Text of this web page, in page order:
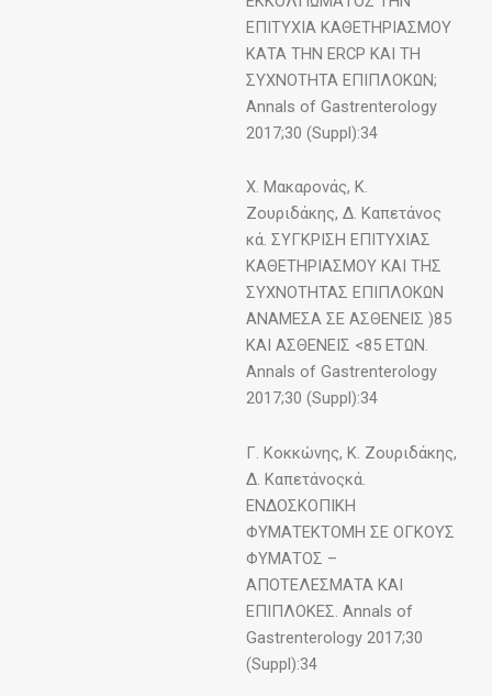
ΕΠΙΤΥΧΙΑ ΚΑΘΕΤΗΡΙΑΣΜΟΥ
ΚΑΤΑ ΤΗΝ ERCP ΚΑΙ ΤΗ
ΣΥΧΝΟΤΗΤΑ ΕΠΙΠΛΟΚΩΝ;
Annals of Gastrenterology
2017;30 (Suppl):34
Χ. Μακαρονάς, Κ.
Ζουριδάκης, Δ. Καπετάνος
κά. ΣΥΓΚΡΙΣΗ ΕΠΙΤΥΧΙΑΣ
ΚΑΘΕΤΗΡΙΑΣΜΟΥ ΚΑΙ ΤΗΣ
ΣΥΧΝΟΤΗΤΑΣ ΕΠΙΠΛΟΚΩΝ
ΑΝΑΜΕΣΑ ΣΕ ΑΣΘΕΝΕΙΣ )85
ΚΑΙ ΑΣΘΕΝΕΙΣ <85 ΕΤΩΝ.
Annals of Gastrenterology
2017;30 (Suppl):34
Γ. Κοκκώνης, Κ. Ζουριδάκης,
Δ. Καπετάνοςκά.
ΕΝΔΟΣΚΟΠΙΚΗ
ΦΥΜΑΤΕΚΤΟΜΗ ΣΕ ΟΓΚΟΥΣ
ΦΥΜΑΤΟΣ –
ΑΠΟΤΕΛΕΣΜΑΤΑ ΚΑΙ
ΕΠΙΠΛΟΚΕΣ. Annals of
Gastrenterology 2017;30
(Suppl):34